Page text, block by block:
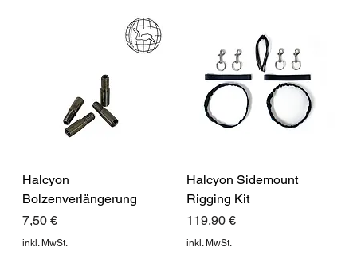
Halcyon
Bolzenverlängerung
Preis
7,50 €
inkl. MwSt.
Halcyon Sidemount
Rigging Kit
Preis
119,90 €
inkl. MwSt.